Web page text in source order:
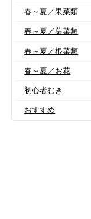
春～夏／果菜類
春～夏／葉菜類
春～夏／根菜類
春～夏／お花
初心者むき
おすすめ